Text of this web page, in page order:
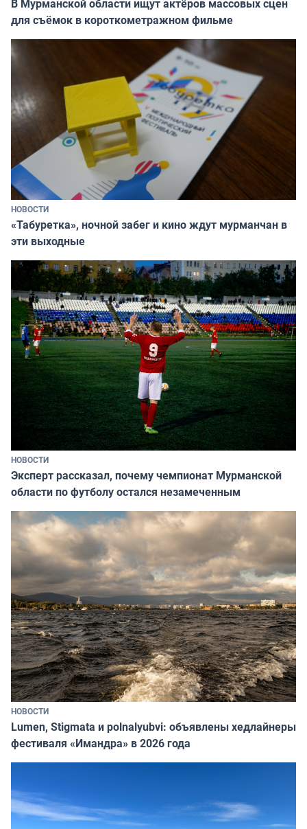
В Мурманской области ищут актёров массовых сцен
для съёмок в короткометражном фильме
НОВОСТИ
«Табуретка», ночной забег и кино ждут мурманчан в
эти выходные
НОВОСТИ
Эксперт рассказал, почему чемпионат Мурманской
области по футболу остался незамеченным
НОВОСТИ
Lumen, Stigmata и polnalyubvi: объявлены хедлайнеры
фестиваля «Имандра» в 2026 года